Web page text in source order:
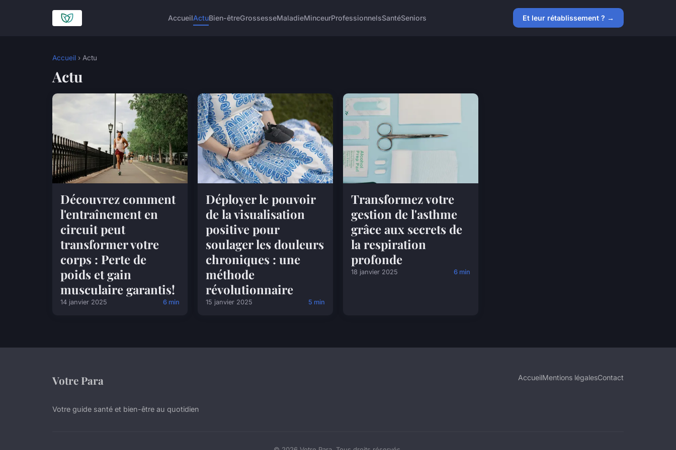
AccueilActuBien-êtreGrossesseMaladieMinceurProfessionnelsSantéSeniors Et leur rétablissement ? →
Accueil › Actu
Actu
Découvrez comment
l'entraînement en
circuit peut
transformer votre
corps : Perte de
poids et gain
musculaire garantis!
14 janvier 2025 6 min
Déployer le pouvoir
de la visualisation
positive pour
soulager les douleurs
chroniques : une
méthode
révolutionnaire
15 janvier 2025 5 min
Transformez votre
gestion de l'asthme
grâce aux secrets de
la respiration
profonde
18 janvier 2025 6 min
Votre Para
Votre guide santé et bien-être au quotidien
AccueilMentions légalesContact